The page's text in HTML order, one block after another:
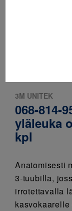
3M UNITEK
068-814-
yläleuka
kpl
Anatomisesti
3-tuubilla,
irrotettavalla